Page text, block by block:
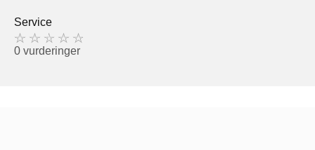
Service
0 vurderinger